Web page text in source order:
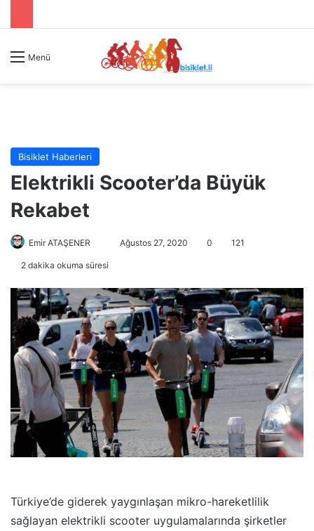
Menü
Bisiklet Haberleri
Elektrikli Scooter’da Büyük
Rekabet
Emir ATAŞENER
e
-
p
o
t
a
g
ö
n
r
Ağustos 27, 2020 0 121
2 dakika okuma süresi
Türkiye’de giderek yaygınlaşan mikro-hareketlilik
sağlayan elektrikli scooter uygulamalarında şirketler